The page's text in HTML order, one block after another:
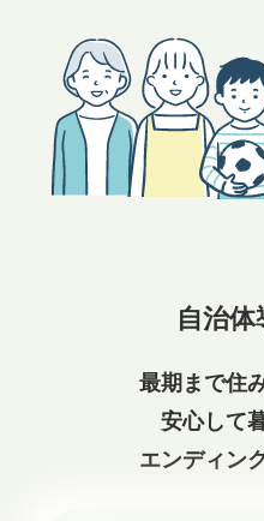
自治体
最期まで住
安心して
エンディン